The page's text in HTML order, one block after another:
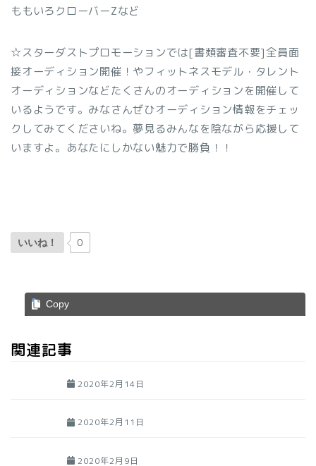
ももいろクローバーZなど
☆スターダストプロモーションでは[書類審査不要]全員面
接オーディション開催！やフィットネスモデル・タレント
オーディションなどたくさんのオーディションを開催して
いるようです。みなさんぜひオーディション情報をチェッ
クしてみてくださいね。夢見るみんなを陰ながら応援して
いますよ。あなたにしかない魅力で勝負！！
いいね！ 0
Copy
関連記事
2020年2月14日
2020年2月11日
2020年2月9日